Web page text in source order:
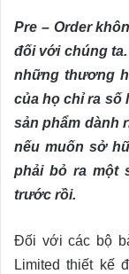
Pre – Order
đối với chúng
những thương
của họ chỉ ra số
sản phẩm dành
nếu muốn sở
phải bỏ ra một
trước rồi.
Đối với các bộ
Limited thiết kế